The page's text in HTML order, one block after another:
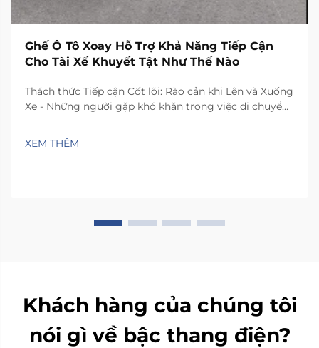
Ghế Ô Tô Xoay Hỗ Trợ Khả Năng Tiếp Cận
Cho Tài Xế Khuyết Tật Như Thế Nào
Thách thức Tiếp cận Cốt lõi: Rào cản khi Lên và Xuống
Xe - Những người gặp khó khăn trong việc di chuyển
khi lên xuống ghế xe hơi thông thường. Không gian
bên trong hầu hết các phương tiện quá chật hẹp,
XEM THÊM
Khách hàng của chúng tôi
nói gì về bậc thang điện?